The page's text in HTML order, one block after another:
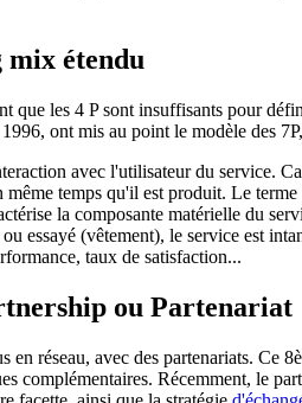
mix étendu
que les 4 P sont insuffisants pour
ont mis au point le modèle des
avec l'utilisateur du service.
temps qu'il est produit. Le
la composante matérielle du
essayé (vêtement), le service est
taux de satisfaction...
ou Partenariat
en réseau, avec des partenariats. Ce
complémentaires. Récemment, le